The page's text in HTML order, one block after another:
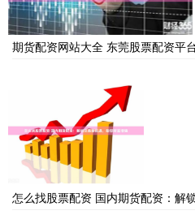
期货配资网站大全 东莞股票配资平
怎么找股票配资 国内期货配资：解